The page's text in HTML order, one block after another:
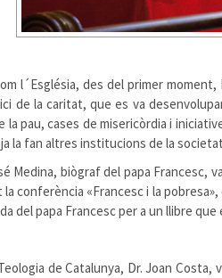
l´Església, des del primer
de la caritat, que es va
pau, cases de misericòrdia i
fan altres institucions de la
Medina, biògraf del papa
conferència «Francesc i la
del papa Francesc per a un llibre
de Catalunya, Dr. Joan